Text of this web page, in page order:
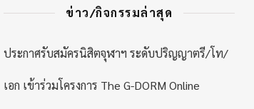
ข่าว/กิจกรรมล่าสุด
ประกาศรับสมัครนิสิตจุฬาฯ ระดับปริญญาตรี/โท/
เอก เข้าร่วมโครงการ The G-DORM Online